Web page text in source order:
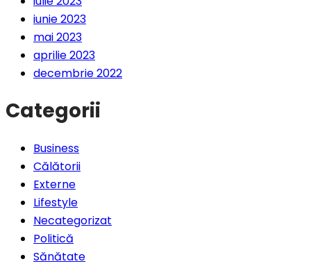
iunie 2023
mai 2023
aprilie 2023
decembrie 2022
Categorii
Business
Călătorii
Externe
Lifestyle
Necategorizat
Politică
Sănătate